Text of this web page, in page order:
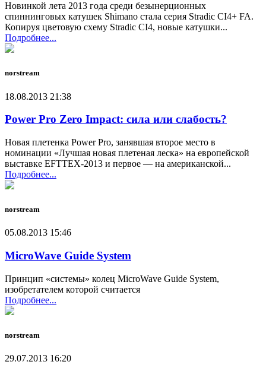
Новинкой лета 2013 года среди безынерционных
спиннинговых катушек Shimano стала серия Stradic CI4+ FA.
Копируя цветовую схему Stradic CI4, новые катушки...
Подробнее...
norstream
18.08.2013 21:38
Power Pro Zero Impact: сила или слабость?
Новая плетенка Power Pro, занявшая второе место в
номинации «Лучшая новая плетеная леска» на европейской
выставке EFTTEX-2013 и первое — на американской...
Подробнее...
norstream
05.08.2013 15:46
MicroWave Guide System
Принцип «системы» колец MicroWave Guide System,
изобретателем которой считается
Подробнее...
norstream
29.07.2013 16:20